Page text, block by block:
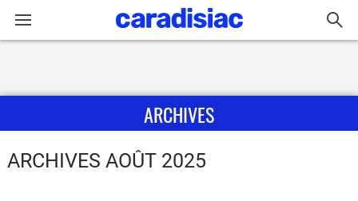
Actu
ARCHIVES
ARCHIVES AOÛT 2025